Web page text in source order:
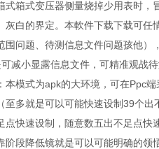
箱式变压器侧量烧掉少用表时
白的界定。本軟件下载下载可
问题、待测信息文件问题孩他
减小显露信息文件，可精准观战
模式为apk的大环境，可在Ppc
多就是可以可能快速设制39个
快速设制，随意数五出不足点
段降低镜就是可以可能明确的